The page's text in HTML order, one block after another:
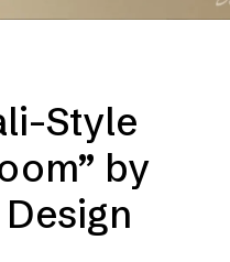
Style
by